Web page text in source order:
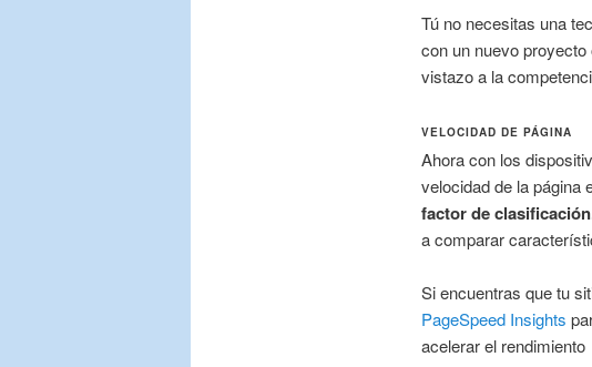
Tú no necesitas una
con un nuevo
vistazo a la
VELOCIDAD DE PÁGINA
Ahora con los
velocidad de la página
factor de
a comparar
Si encuentras que tu
PageSpeed Insights
acelerar el rendimiento